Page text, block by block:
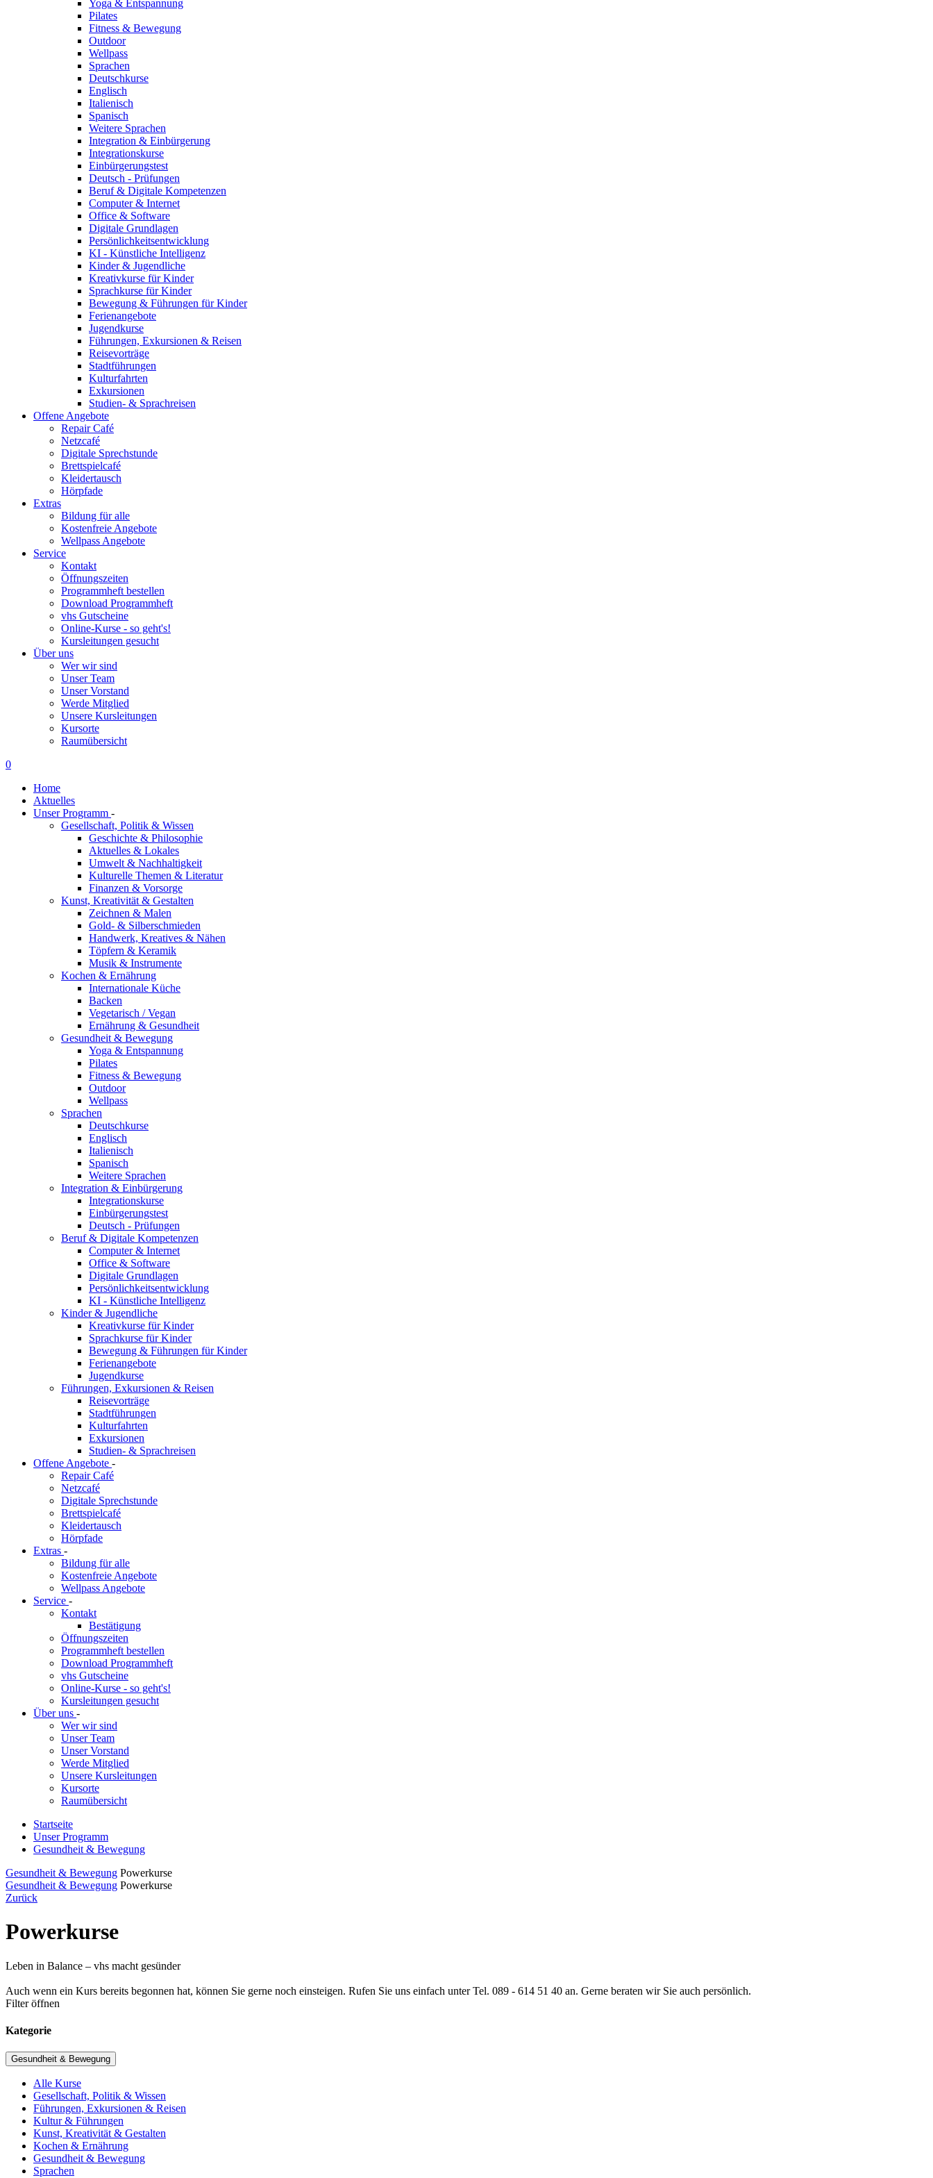
Yoga & Entspannung
Pilates
Fitness & Bewegung
Outdoor
Wellpass
Sprachen
Deutschkurse
Englisch
Italienisch
Spanisch
Weitere Sprachen
Integration & Einbürgerung
Integrationskurse
Einbürgerungstest
Deutsch - Prüfungen
Beruf & Digitale Kompetenzen
Computer & Internet
Office & Software
Digitale Grundlagen
Persönlichkeitsentwicklung
KI - Künstliche Intelligenz
Kinder & Jugendliche
Kreativkurse für Kinder
Sprachkurse für Kinder
Bewegung & Führungen für Kinder
Ferienangebote
Jugendkurse
Führungen, Exkursionen & Reisen
Reisevorträge
Stadtführungen
Kulturfahrten
Exkursionen
Studien- & Sprachreisen
Offene Angebote
Repair Café
Netzcafé
Digitale Sprechstunde
Brettspielcafé
Kleidertausch
Hörpfade
Extras
Bildung für alle
Kostenfreie Angebote
Wellpass Angebote
Service
Kontakt
Öffnungszeiten
Programmheft bestellen
Download Programmheft
vhs Gutscheine
Online-Kurse - so geht's!
Kursleitungen gesucht
Über uns
Wer wir sind
Unser Team
Unser Vorstand
Werde Mitglied
Unsere Kursleitungen
Kursorte
Raumübersicht
0
Home
Aktuelles
Unser Programm -
Gesellschaft, Politik & Wissen
Geschichte & Philosophie
Aktuelles & Lokales
Umwelt & Nachhaltigkeit
Kulturelle Themen & Literatur
Finanzen & Vorsorge
Kunst, Kreativität & Gestalten
Zeichnen & Malen
Gold- & Silberschmieden
Handwerk, Kreatives & Nähen
Töpfern & Keramik
Musik & Instrumente
Kochen & Ernährung
Internationale Küche
Backen
Vegetarisch / Vegan
Ernährung & Gesundheit
Gesundheit & Bewegung
Yoga & Entspannung
Pilates
Fitness & Bewegung
Outdoor
Wellpass
Sprachen
Deutschkurse
Englisch
Italienisch
Spanisch
Weitere Sprachen
Integration & Einbürgerung
Integrationskurse
Einbürgerungstest
Deutsch - Prüfungen
Beruf & Digitale Kompetenzen
Computer & Internet
Office & Software
Digitale Grundlagen
Persönlichkeitsentwicklung
KI - Künstliche Intelligenz
Kinder & Jugendliche
Kreativkurse für Kinder
Sprachkurse für Kinder
Bewegung & Führungen für Kinder
Ferienangebote
Jugendkurse
Führungen, Exkursionen & Reisen
Reisevorträge
Stadtführungen
Kulturfahrten
Exkursionen
Studien- & Sprachreisen
Offene Angebote -
Repair Café
Netzcafé
Digitale Sprechstunde
Brettspielcafé
Kleidertausch
Hörpfade
Extras -
Bildung für alle
Kostenfreie Angebote
Wellpass Angebote
Service -
Kontakt
Bestätigung
Öffnungszeiten
Programmheft bestellen
Download Programmheft
vhs Gutscheine
Online-Kurse - so geht's!
Kursleitungen gesucht
Über uns -
Wer wir sind
Unser Team
Unser Vorstand
Werde Mitglied
Unsere Kursleitungen
Kursorte
Raumübersicht
Startseite
Unser Programm
Gesundheit & Bewegung
Gesundheit & Bewegung Powerkurse
Gesundheit & Bewegung Powerkurse
Zurück
Powerkurse
Leben in Balance – vhs macht gesünder
Auch wenn ein Kurs bereits begonnen hat, können Sie gerne noch einsteigen. Rufen Sie uns einfach unter Tel. 089 - 614 51 40 an. Gerne beraten wir Sie auch persönlich.
Filter öffnen
Kategorie
Gesundheit & Bewegung
Alle Kurse
Gesellschaft, Politik & Wissen
Führungen, Exkursionen & Reisen
Kultur & Führungen
Kunst, Kreativität & Gestalten
Kochen & Ernährung
Gesundheit & Bewegung
Sprachen